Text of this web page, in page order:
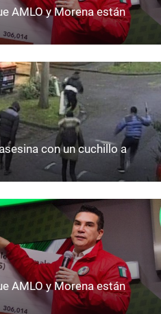
AMLO y Morena están
con un cuchillo a
AMLO y Morena están